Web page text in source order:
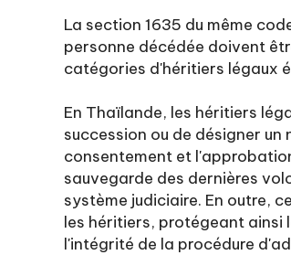
La section 1635 du même
personne décédée doivent
catégories d'héritiers légaux
En Thaïlande, les héritiers
succession ou de désigner
consentement et
sauvegarde des dernières
système judiciaire. En outre,
les héritiers, protégeant ainsi
l'intégrité de la procédure